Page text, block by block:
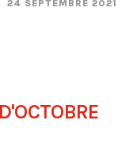
24 SEPTEMBRE 2021